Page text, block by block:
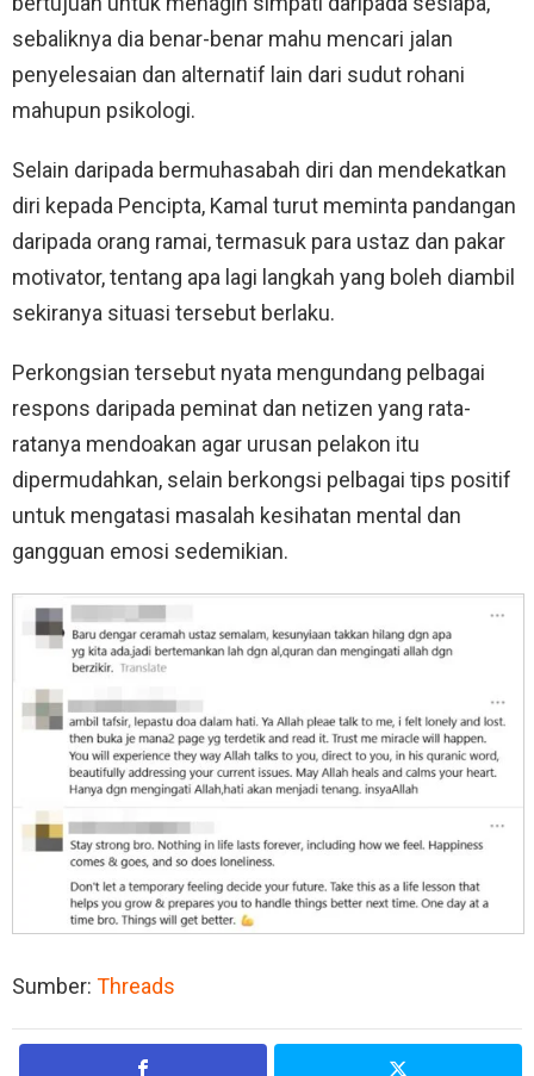
sebaliknya dia benar-benar mahu mencari jalan
penyelesaian dan alternatif lain dari sudut rohani
mahupun psikologi.
Selain daripada bermuhasabah diri dan mendekatkan
diri kepada Pencipta, Kamal turut meminta pandangan
daripada orang ramai, termasuk para ustaz dan pakar
motivator, tentang apa lagi langkah yang boleh diambil
sekiranya situasi tersebut berlaku.
Perkongsian tersebut nyata mengundang pelbagai
respons daripada peminat dan netizen yang rata-
ratanya mendoakan agar urusan pelakon itu
dipermudahkan, selain berkongsi pelbagai tips positif
untuk mengatasi masalah kesihatan mental dan
gangguan emosi sedemikian.
Sumber: Threads